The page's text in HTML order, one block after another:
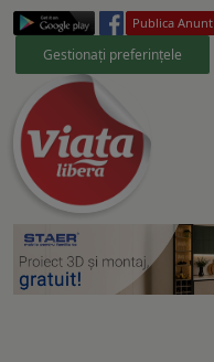
Publica Anunt
Gestionați preferințele